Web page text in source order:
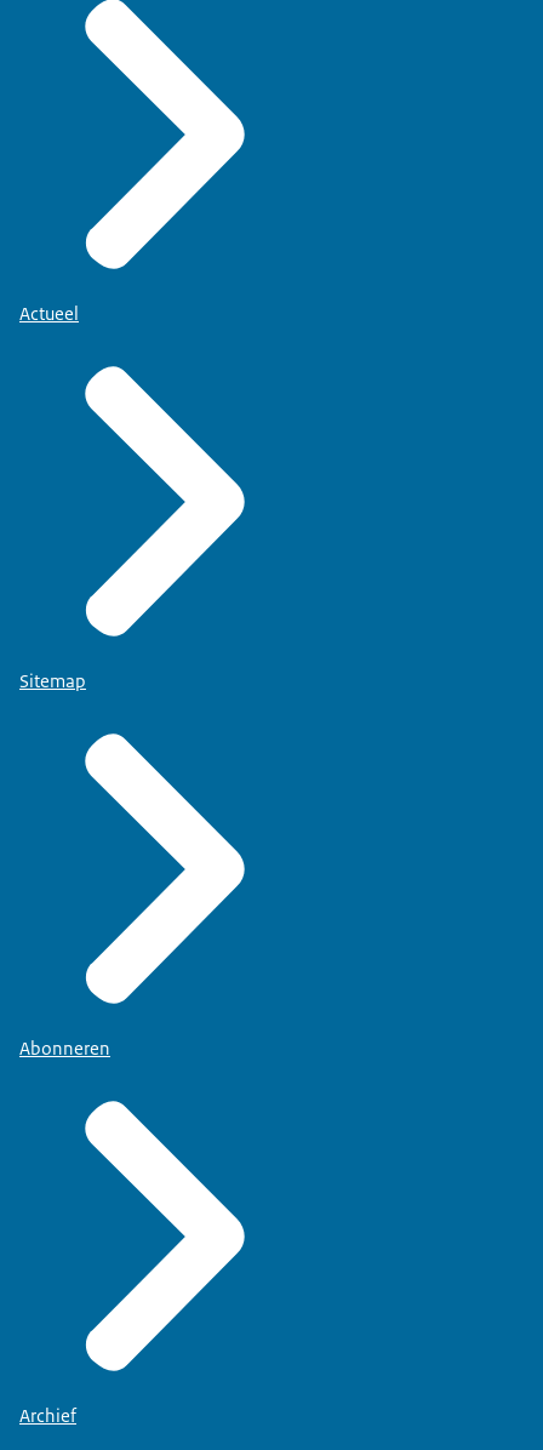
Actueel
Sitemap
Abonneren
Archief